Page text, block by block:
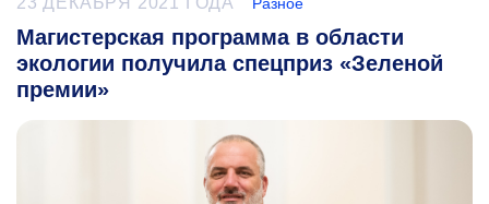
Магистерская программа в области
экологии получила спецприз «Зеленой
премии»